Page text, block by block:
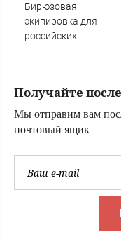
Бирюзовая
экипировка для
российских
Получайте
Мы отправим вам
почтовый ящик